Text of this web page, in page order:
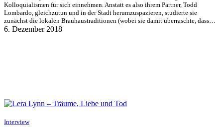
Kolloquialismen für sich einnehmen. Anstatt es also ihrem Partner, Todd
Lombardo, gleichzutun und in der Stadt herumzuspazieren, studierte sie
zunächst die lokalen Brauhaustraditionen (wobei sie damit überraschte, dass…
6. Dezember 2018
Interview